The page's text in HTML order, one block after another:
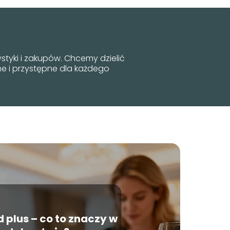
i zakupów. Chcemy dzielić
i przystępne dla każdego
plus – co to znaczy w